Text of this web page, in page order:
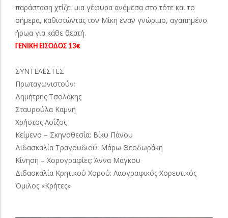
παράσταση χτίζει μια γέφυρα ανάμεσα στο τότε και το
σήμερα, καθιστώντας τον Μίκη έναν γνώριμο, αγαπημένο
ήρωα για κάθε θεατή.
ΓΕΝΙΚΗ ΕΙΣΟΔΟΣ 13€
ΣΥΝΤΕΛΕΣΤΕΣ
Πρωταγωνιστούν:
Δημήτρης Τσολάκης
Σταυρούλα Καμνή
Χρήστος Λοΐζος
Κείμενο – Σκηνοθεσία: Βίκυ Πάνου
Διδασκαλία Τραγουδιού: Μάρω Θεοδωράκη
Κίνηση – Χορογραφίες: Άννα Μάγκου
Διδασκαλία Κρητικού Χορού: Λαογραφικός Χορευτικός
Όμιλος «Κρήτες»